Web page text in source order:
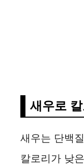
새우로 칼
새우는 단백
칼로리가 낮